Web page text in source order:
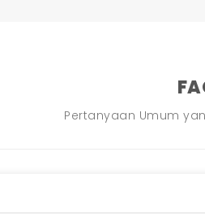
Pertanyaan Umum